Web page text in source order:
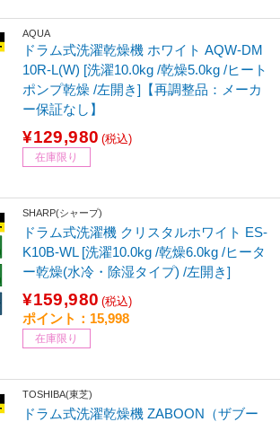
AQUA
ドラム式洗濯乾燥機 ホワイト AQW-DM
10R-L(W) [洗濯10.0kg /乾燥5.0kg /ヒート
ポンプ乾燥 /左開き]【再調整品：メーカ
ー保証なし】
¥129,980 (税込)
在庫限り
SHARP(シャープ)
ドラム式洗濯機 クリスタルホワイト ES-
K10B-WL [洗濯10.0kg /乾燥6.0kg /ヒータ
ー乾燥(水冷・除湿タイプ) /左開き]
¥159,980 (税込)
ポイント：15,998
在庫限り
TOSHIBA(東芝)
ドラム式洗濯乾燥機 ZABOON（ザブー